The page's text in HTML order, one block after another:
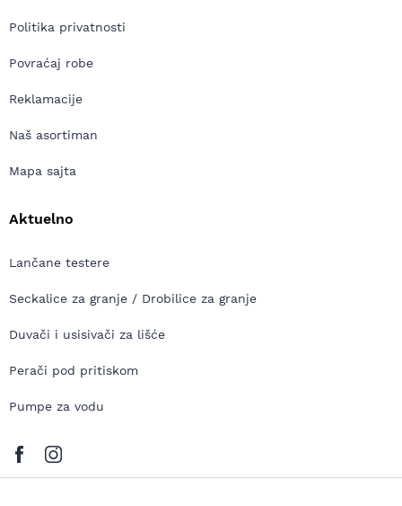
Politika privatnosti
Povraćaj robe
Reklamacije
Naš asortiman
Mapa sajta
Aktuelno
Lančane testere
Seckalice za granje / Drobilice za granje
Duvači i usisivači za lišće
Perači pod pritiskom
Pumpe za vodu